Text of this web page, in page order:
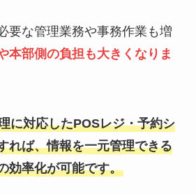
要な管理業務や事務作業も増
本部側の負担も大きくなりま
に対応したPOSレジ・予約シ
れば、情報を一元管理できる
効率化が可能です。